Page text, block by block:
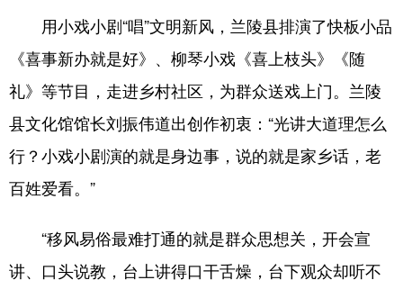
会展 彩票 娱乐 时尚
亚太网 上市公司 投教基地
地方频道
政事 文旅 社会民生 山东产经
用小戏小剧“唱”文明新风，兰陵县排演了快板小品
《喜事新办就是好》、柳琴小戏《喜上枝头》《随
礼》等节目，走进乡村社区，为群众送戏上门。兰陵
县文化馆馆长刘振伟道出创作初衷：“光讲大道理怎么
行？小戏小剧演的就是身边事，说的就是家乡话，老
百姓爱看。”
“移风易俗最难打通的就是群众思想关，开会宣
讲、口头说教，台上讲得口干舌燥，台下观众却听不